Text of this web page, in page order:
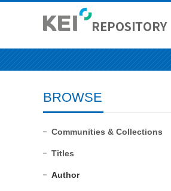
BROWSE
Communities & Collections
Titles
Author